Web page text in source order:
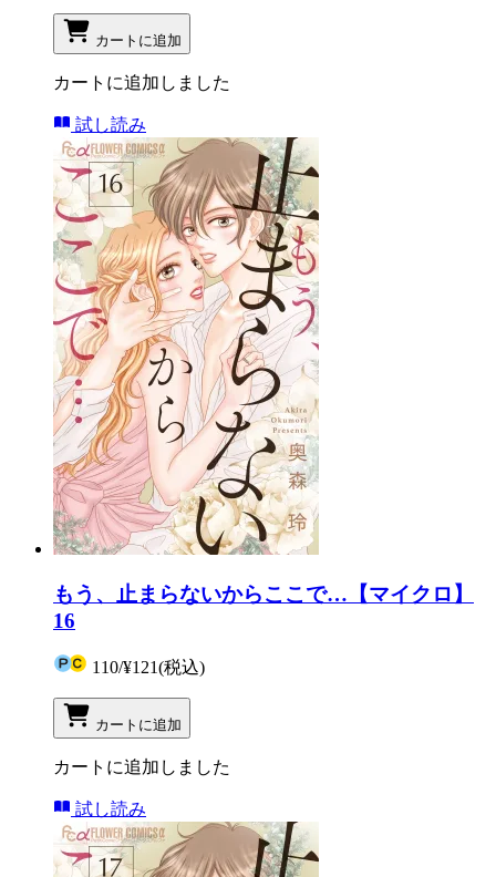
カートに追加
カートに追加しました
試し読み
もう、止まらないからここで…【マイクロ】
16
110/¥121(税込)
カートに追加
カートに追加しました
試し読み